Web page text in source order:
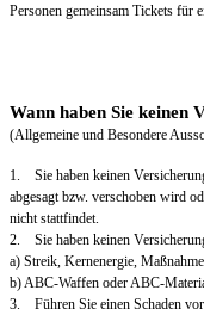
Personen gemeinsam Tickets für
Wann haben Sie keinen
(Allgemeine und Besondere
1. Sie haben keinen
abgesagt bzw. verschoben wird
nicht stattfindet.
2. Sie haben keinen
a) Streik, Kernenergie,
b) ABC-Waffen oder ABC-
3. Führen Sie einen Schaden